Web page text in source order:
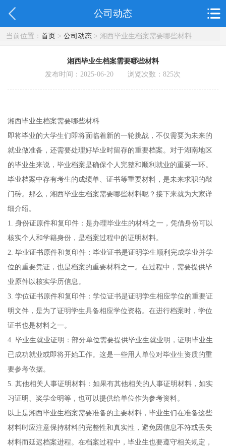
公司动态
当前位置： 首页> 公司动态> 湘西毕业生档案需要哪些材料
湘西毕业生档案需要哪些材料
发布时间：2025-06-20 浏览次数：825次
湘西毕业生档案需要哪些材料
即将毕业的大学生们即将面临着新的一轮挑战，不仅需要为未来的
就业做准备，还需要处理好毕业时留存的重要档案。对于湖南地区
的毕业生来说，毕业档案是确保个人完整和顺利就业的重要一环。
毕业档案中存有考生的成绩单、证书等重要材料，是未来求职的敲
门砖。那么，湘西毕业生档案需要哪些材料呢？接下来就为大家详
细介绍。
1. 身份证原件和复印件：是办理毕业生的材料之一，凭借身份可以
核实个人和学籍身份，是档案过程中的证明材料。
2. 毕业证书原件和复印件：毕业证书是证明学生顺利完成学业并学
位的重要凭证，也是档案的重要材料之一。在过程中，需要提供毕
业原件以核实学历信息。
3. 学位证书原件和复印件：学位证书是证明学生相应学位的重要证
明文件，是为了证明学生具备相应学位资格。在进行档案时，学位
证书也是材料之一。
4. 毕业生就业证明：部分单位需要提供毕业生就业明，证明毕业生
已成功就业或即将开始工作。这是一些用人单位对毕业生资质的重
要参考依据。
5. 其他相关人事证明材料：如果有其他相关的人事证明材料，如实
习证明、奖学金明等，也可以提供给单位作为参考资料。
以上是湘西毕业生档案需要准备的主要材料，毕业生们在准备这些
材料时应注意保持材料的完整性和真实性，避免因信息不符或丢失
材料而延迟档案进程。在档案过程中，毕业生也要遵守相关规定，